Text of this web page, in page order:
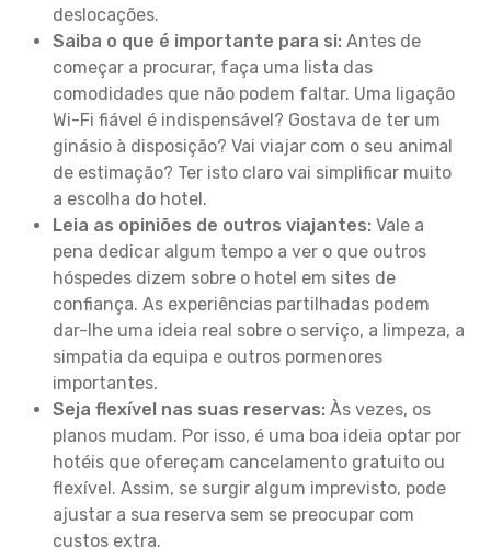
deslocações.
Saiba o que é importante para si: Antes de
começar a procurar, faça uma lista das
comodidades que não podem faltar. Uma ligação
Wi-Fi fiável é indispensável? Gostava de ter um
ginásio à disposição? Vai viajar com o seu animal
de estimação? Ter isto claro vai simplificar muito
a escolha do hotel.
Leia as opiniões de outros viajantes: Vale a
pena dedicar algum tempo a ver o que outros
hóspedes dizem sobre o hotel em sites de
confiança. As experiências partilhadas podem
dar-lhe uma ideia real sobre o serviço, a limpeza, a
simpatia da equipa e outros pormenores
importantes.
Seja flexível nas suas reservas: Às vezes, os
planos mudam. Por isso, é uma boa ideia optar por
hotéis que ofereçam cancelamento gratuito ou
flexível. Assim, se surgir algum imprevisto, pode
ajustar a sua reserva sem se preocupar com
custos extra.